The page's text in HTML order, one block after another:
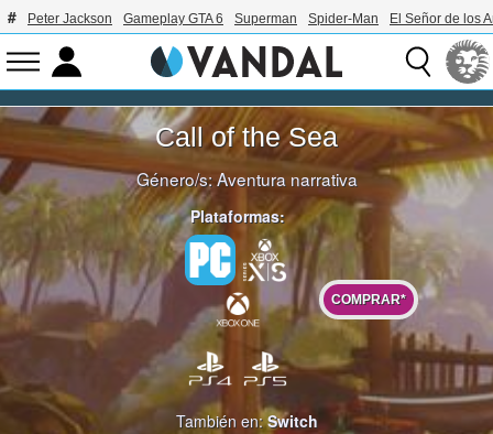
Peter Jackson Gameplay GTA 6 Superman Spider-Man El Señor de los
Call of the Sea
Género/s:Aventura narrativa
Plataformas:
COMPRAR*
También en:Switch